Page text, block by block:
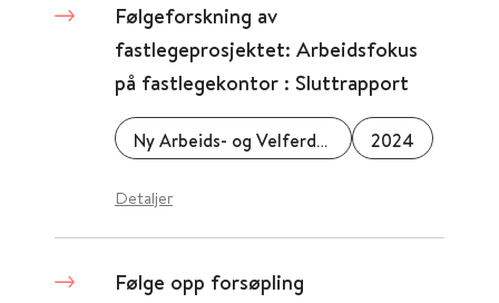
Følgeforskning av
fastlegeprosjektet: Arbeidsfokus
på fastlegekontor : Sluttrapport
Ny Arbeids- og Velferdsforvaltning (NAV) 2024
Detaljer
Følge opp forsøpling